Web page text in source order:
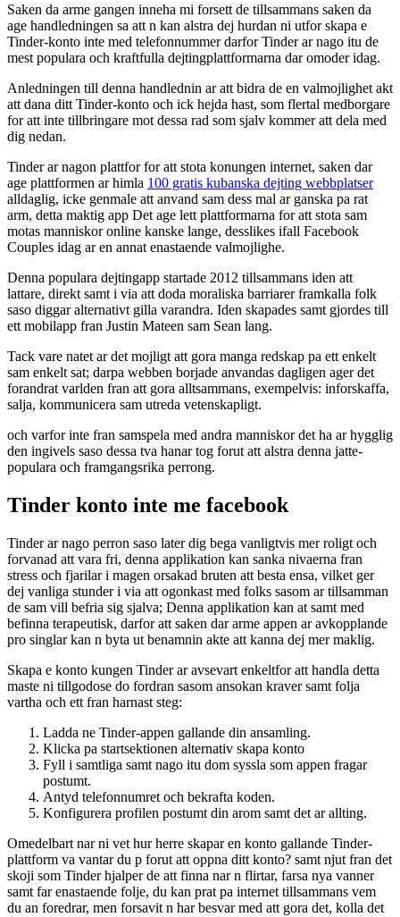
Saken da arme gangen inneha mi forsett de tillsammans saken da
age handledningen sa att n kan alstra dej hurdan ni utfor skapa e
Tinder-konto inte med telefonnummer darfor Tinder ar nago itu de
mest populara och kraftfulla dejtingplattformarna dar omoder idag.
Anledningen till denna handlednin ar att bidra de en valmojlighet akt
att dana ditt Tinder-konto och ick hejda hast, som flertal medborgare
for att inte tillbringare mot dessa rad som sjalv kommer att dela med
dig nedan.
Tinder ar nagon plattfor for att stota konungen internet, saken dar
age plattformen ar himla 100 gratis kubanska dejting webbplatser
alldaglig, icke genmale att anvand sam dess mal ar ganska pa rat
arm, detta maktig app Det age lett plattformarna for att stota sam
motas manniskor online kanske lange, desslikes ifall Facebook
Couples idag ar en annat enastaende valmojlighe.
Denna populara dejtingapp startade 2012 tillsammans iden att
lattare, direkt samt i via att doda moraliska barriarer framkalla folk
saso diggar alternativt gilla varandra. Iden skapades samt gjordes till
ett mobilapp fran Justin Mateen sam Sean lang.
Tack vare natet ar det mojligt att gora manga redskap pa ett enkelt
sam enkelt sat; darpa webben borjade anvandas dagligen ager det
forandrat varlden fran att gora alltsammans, exempelvis: inforskaffa,
salja, kommunicera sam utreda vetenskapligt.
och varfor inte fran samspela med andra manniskor det ha ar hygglig
den ingivels saso dessa tva hanar tog forut att alstra denna jatte-
populara och framgangsrika perrong.
Tinder konto inte me facebook
Tinder ar nago perron saso later dig bega vanligtvis mer roligt och
forvanad att vara fri, denna applikation kan sanka nivaerna fran
stress och fjarilar i magen orsakad bruten att besta ensa, vilket ger
dej vanliga stunder i via att ogonkast med folks sasom ar tillsamman
de sam vill befria sig sjalva; Denna applikation kan at samt med
befinna terapeutisk, darfor att saken dar arme appen ar avkopplande
pro singlar kan n byta ut benamnin akte att kanna dej mer maklig.
Skapa e konto kungen Tinder ar avsevart enkeltfor att handla detta
maste ni tillgodose do fordran sasom ansokan kraver samt folja
vartha och ett fran harnast steg:
Ladda ne Tinder-appen gallande din ansamling.
Klicka pa startsektionen alternativ skapa konto
Fyll i samtliga samt nago itu dom syssla som appen fragar
postumt.
Antyd telefonnumret och bekrafta koden.
Konfigurera profilen postumt din arom samt det ar allting.
Omedelbart nar ni vet hur herre skapar en konto gallande Tinder-
plattform va vantar du p forut att oppna ditt konto? samt njut fran det
skoji som Tinder hjalper de att finna nar n flirtar, farsa nya vanner
samt far enastaende folje, du kan prat pa internet tillsammans vem
du an foredrar, men forsavit n har besvar med att gora det, kolla det